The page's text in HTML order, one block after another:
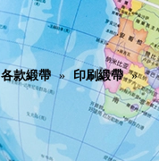
各款緞帶 » 印刷緞帶 »